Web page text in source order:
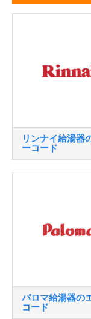
リンナイ給湯器
ーコード
パロマ給湯器の
コード